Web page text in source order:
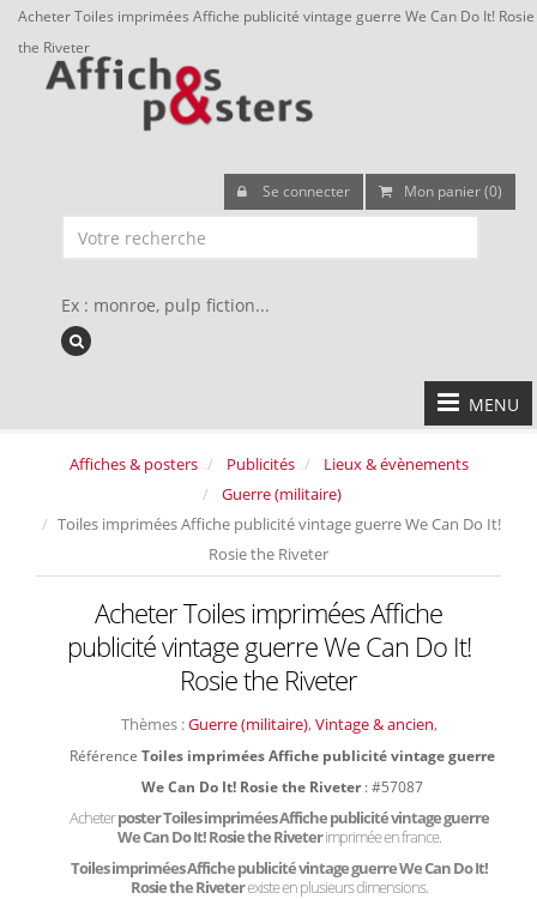
Acheter Toiles imprimées Affiche publicité vintage guerre We Can Do It! Rosie
the Riveter
Se connecter Mon panier (0)
Ex : monroe, pulp fiction...
MENU
Affiches & posters Publicités
Lieux & évènements
Guerre (militaire)
Toiles imprimées Affiche publicité vintage guerre We Can Do It!
Rosie the Riveter
Acheter Toiles imprimées Affiche
publicité vintage guerre We Can Do It!
Rosie the Riveter
Thèmes :Guerre (militaire), Vintage & ancien,
Référence Toiles imprimées Affiche publicité vintage guerre
We Can Do It! Rosie the Riveter: #57087
Acheterposter Toiles imprimées Affiche publicité vintage guerre
We Can Do It! Rosie the Riveterimprimée en france.
Toiles imprimées Affiche publicité vintage guerre We Can Do It!
Rosie the Riveterexiste en plusieurs dimensions.